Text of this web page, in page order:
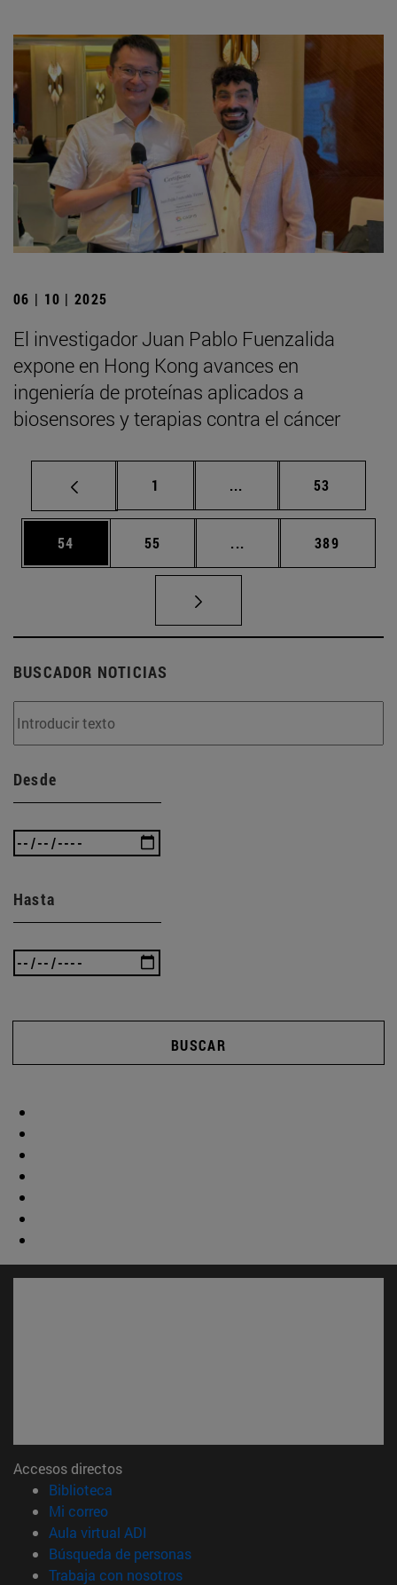
06 | 10 | 2025
El investigador Juan Pablo Fuenzalida
expone en Hong Kong avances en
ingeniería de proteínas aplicados a
biosensores y terapias contra el cáncer
Página
1 ... Páginas intermedias
Página
53
Página
54 Página
55 ... Páginas intermedias
Página
389
BUSCADOR NOTICIAS
Desde
Hasta
BUSCAR
Accesos directos
Biblioteca
Mi correo(abre en nueva ventana)
Aula virtual ADI
Búsqueda de personas(abre en nueva ventana)
Trabaja con nosotros(abre en nueva ventana)